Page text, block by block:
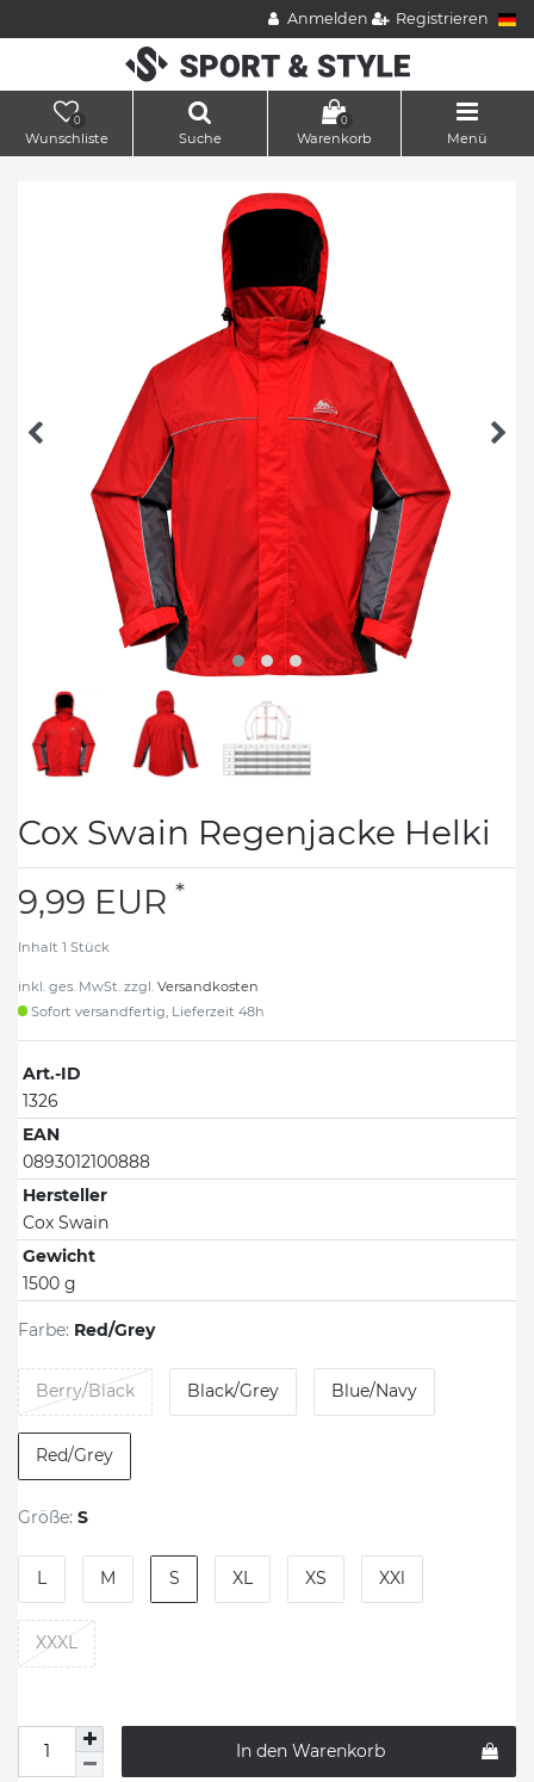
Anmelden Registrieren
0
Wunschliste Suche
0
Warenkorb Menü
Cox Swain Regenjacke Helki
9,99 EUR *
Inhalt 1 Stück
inkl. ges. MwSt. zzgl. Versandkosten
Sofort versandfertig, Lieferzeit 48h
Art.-ID
1326
EAN
0893012100888
Hersteller
Cox Swain
Gewicht
1500 g
Farbe: Red/Grey
Berry/Black Black/Grey Blue/Navy
Red/Grey
Größe: S
L M S XL XS XXl
XXXL
In den Warenkorb